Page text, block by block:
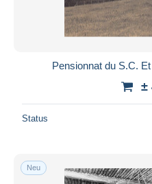
Pensionnat du S.C.
±
Status
Neu